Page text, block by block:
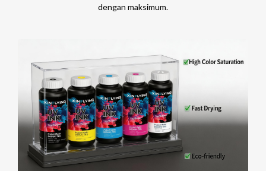
dengan maksimum.